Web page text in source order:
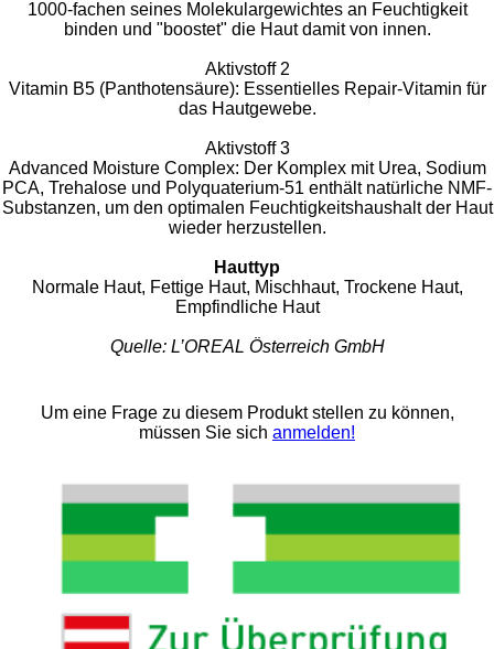
1000-fachen seines Molekulargewichtes an Feuchtigkeit
binden und "boostet" die Haut damit von innen.
Aktivstoff 2
Vitamin B5 (Panthotensäure): Essentielles Repair-Vitamin für
das Hautgewebe.
Aktivstoff 3
Advanced Moisture Complex: Der Komplex mit Urea, Sodium
PCA, Trehalose und Polyquaterium-51 enthält natürliche NMF-
Substanzen, um den optimalen Feuchtigkeitshaushalt der Haut
wieder herzustellen.
Hauttyp
Normale Haut, Fettige Haut, Mischhaut, Trockene Haut,
Empfindliche Haut
Quelle: L’OREAL Österreich GmbH
Um eine Frage zu diesem Produkt stellen zu können,
müssen Sie sich anmelden!